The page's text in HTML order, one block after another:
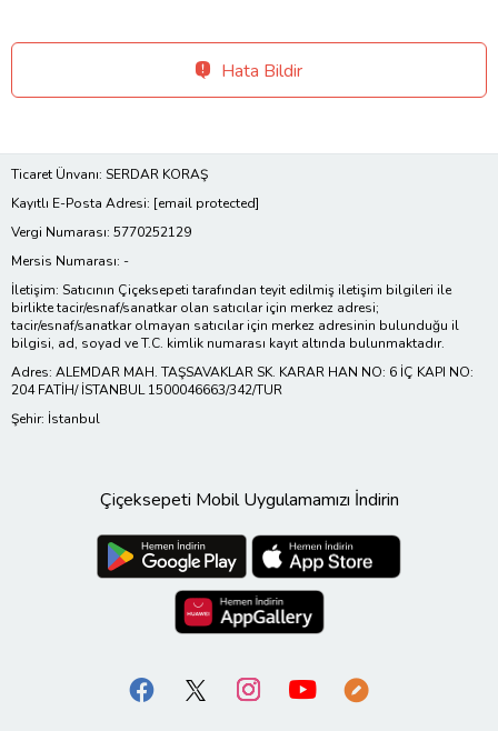
Hata Bildir
Ticaret Ünvanı: SERDAR KORAŞ
Kayıtlı E-Posta Adresi: [email protected]
Vergi Numarası: 5770252129
Mersis Numarası: -
İletişim: Satıcının Çiçeksepeti tarafından teyit edilmiş iletişim bilgileri ile
birlikte tacir/esnaf/sanatkar olan satıcılar için merkez adresi;
tacir/esnaf/sanatkar olmayan satıcılar için merkez adresinin bulunduğu il
bilgisi, ad, soyad ve T.C. kimlik numarası kayıt altında bulunmaktadır.
Adres: ALEMDAR MAH. TAŞSAVAKLAR SK. KARAR HAN NO: 6 İÇ KAPI NO:
204 FATİH/ İSTANBUL 1500046663/342/TUR
Şehir: İstanbul
Çiçeksepeti Mobil Uygulamamızı İndirin